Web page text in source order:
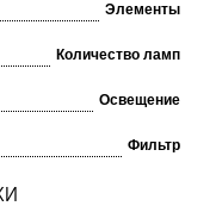
Элементы
Количество ламп
Освещение
Фильтр